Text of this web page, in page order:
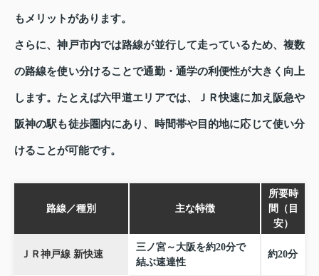
もメリットがあります。
さらに、神戸市内では路線が並行して走っているため、複数
の路線を使い分けることで通勤・通学の利便性が大きく向上
します。たとえば六甲道エリアでは、ＪＲ快速に加え阪急や
阪神の駅も徒歩圏内にあり、時間帯や目的地に応じて使い分
けることが可能です。
路線／種別 主な特徴
所要時
間（目
安）
ＪＲ神戸線 新快速
三ノ宮～大阪を約20分で
結ぶ速達性
約20分